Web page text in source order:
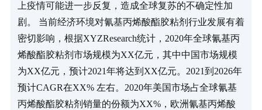
上疫情可能进一步反复，造成全球复苏的不确定性加
剧。 当前经济环境对氰基丙烯酸酯胶粘剂行业发展有着
密切影响，根据XYZResearch统计，2020年全球氰基丙
烯酸酯胶粘剂市场规模为XX亿元，其中中国市场规模
为XX亿元，预计2021年将达到XX亿元。2021到2026年
预计CAGR在XX% 左右。2020年美国市场占全球氰基
丙烯酸酯胶粘剂销量的份额为XX%，欧洲氰基丙烯酸